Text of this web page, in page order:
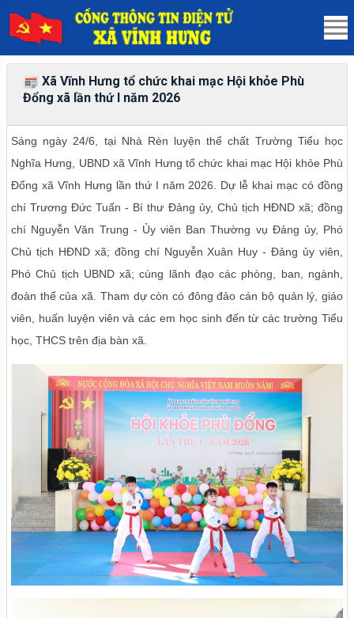
Xã Vĩnh Hưng tổ chức khai mạc Hội khỏe Phù
Đổng xã lần thứ I năm 2026
Sáng ngày 24/6, tại Nhà Rèn luyện thể chất Trường Tiểu học
Nghĩa Hưng, UBND xã Vĩnh Hưng tổ chức khai mạc Hội khỏe Phù
Đổng xã Vĩnh Hưng lần thứ I năm 2026. Dự lễ khai mạc có đồng
chí Trương Đức Tuấn - Bí thư Đảng ủy, Chủ tịch HĐND xã; đồng
chí Nguyễn Văn Trung - Ủy viên Ban Thường vụ Đảng ủy, Phó
Chủ tịch HĐND xã; đồng chí Nguyễn Xuân Huy - Đảng ủy viên,
Phó Chủ tịch UBND xã; cùng lãnh đạo các phòng, ban, ngành,
đoàn thể của xã. Tham dự còn có đông đảo cán bộ quản lý, giáo
viên, huấn luyện viên và các em học sinh đến từ các trường Tiểu
học, THCS trên địa bàn xã.